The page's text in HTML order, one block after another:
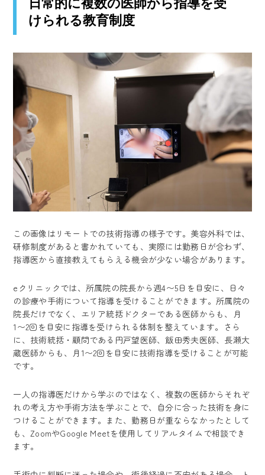
日常的に複数の医師から指導を受
けられる教育制度
この画像はリモートでの技術指導の様子です。美容外科では、
研修制度があると書かれていても、実際には勤務日が合わず、
指導医から直接教えてもらえる機会が少ない場合があります。
eクリニックでは、所属院の院長から週4〜5日を目安に、日々
の診療や手術について指導を受けることができます。所属院の
院長だけでなく、エリア統括ドクターである医師からも、月
1〜2回を目安に指導を受けられる体制を整えています。さら
に、技術統括・顧問である円戸望医師、飯田秀夫医師、長瀬大
蔵医師からも、月1〜2回を目安に技術指導を受けることが可能
です。
一人の指導医だけから学ぶのではなく、複数の医師からそれぞ
れの考え方や手術方法を学ぶことで、自分に合った技術を身に
つけることができます。また、勤務日が重ならなかったとして
も、ZoomやGoogle Meetを使用してリアルタイムで相談でき
ます。